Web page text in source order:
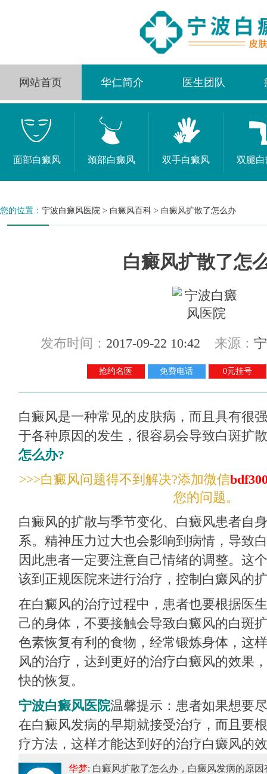
网站首页 华仁简介 医生团队
面部白癜风 颈部白癜风 双手白癜风 双腿
您的位置： 宁波白癜风医院 > 白癜风百科 > 白癜风扩散了怎么办
白癜风扩散了怎
发布时间： 2017-09-22 10:42 来源：
抢约名医 免费电话 0元挂号
白癜风是一种常见的皮肤病，而且具有很
于各种原因的发生，很容易会导致白斑扩
怎么办?
>>>白癜风问题得不到解决?添加微信
您的问题。
白癜风的扩散与季节变化、白癜风患者自
系。精神压力过大也会影响到病情，导致
因此患者一定要注意自己情绪的调整。这
该到正规医院来进行治疗，控制白癜风的
在白癜风的治疗过程中，患者也要根据医
己的身体，不要接触会导致白癜风的白斑
色素恢复有利的食物，经常锻炼身体，这
风的治疗，达到更好的治疗白癜风的效果
快的恢复。
宁波白癜风医院温馨提示：患者如果想要
在白癜风发病的早期就接受治疗，而且要
疗方法，这样才能达到好的治疗白癜风的
华梦: 白癜风扩散了怎么办，白癜风发病的原